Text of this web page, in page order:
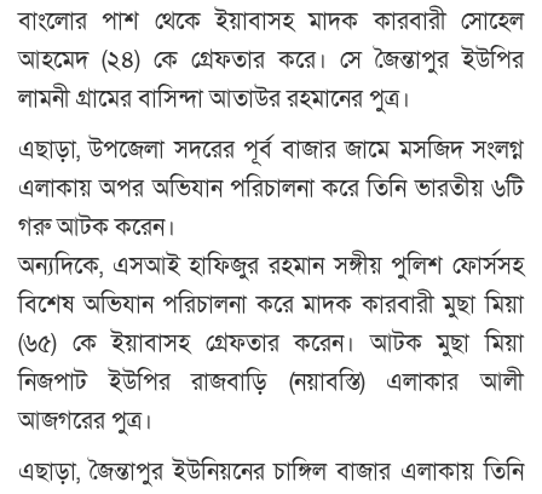
বাংলোর পাশ থেকে ইয়াবাসহ মাদক কারবারী সোহেল
আহমেদ (২৪) কে গ্রেফতার করে। সে জৈন্তাপুর ইউপির
লামনী গ্রামের বাসিন্দা আতাউর রহমানের পুত্র।
এছাড়া, উপজেলা সদরের পূর্ব বাজার জামে মসজিদ সংলগ্ন
এলাকায় অপর অভিযান পরিচালনা করে তিনি ভারতীয় ৬টি
গরু আটক করেন।
অন্যদিকে, এসআই হাফিজুর রহমান সঙ্গীয় পুলিশ ফোর্সসহ
বিশেষ অভিযান পরিচালনা করে মাদক কারবারী মুছা মিয়া
(৬৫) কে ইয়াবাসহ গ্রেফতার করেন। আটক মুছা মিয়া
নিজপাট ইউপির রাজবাড়ি (নয়াবস্তি) এলাকার আলী
আজগরের পুত্র।
এছাড়া, জৈন্তাপুর ইউনিয়নের চাঙ্গিল বাজার এলাকায় তিনি